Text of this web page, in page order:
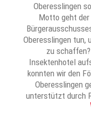
Oberesslingen
Motto geht
Oberesslingen tun,
zu
Insektenhotel
konnten wir den
Oberesslingen
unterstützt durch